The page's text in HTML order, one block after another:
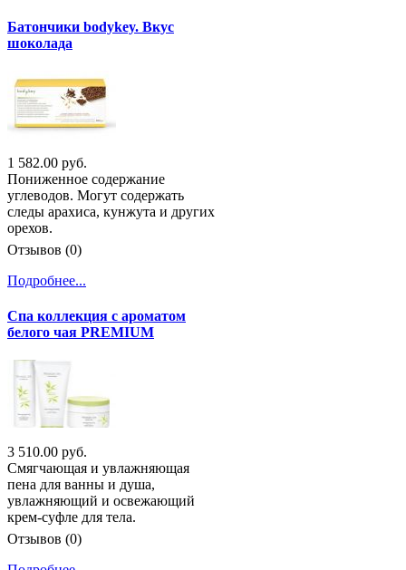
Батончики bodykey. Вкус
шоколада
1 582.00 руб.
Пониженное содержание
углеводов. Могут содержать
следы арахиса, кунжута и других
орехов.
Отзывов (0)
Подробнее...
Спа коллекция с ароматом
белого чая PREMIUM
3 510.00 руб.
Смягчающая и увлажняющая
пена для ванны и душа,
увлажняющий и освежающий
крем-суфле для тела.
Отзывов (0)